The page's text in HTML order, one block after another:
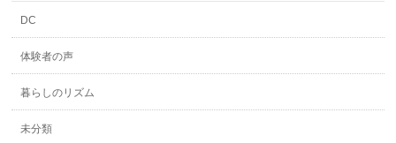
DC
体験者の声
暮らしのリズム
未分類